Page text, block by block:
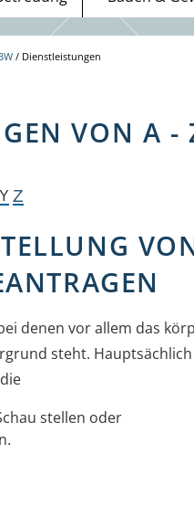
/ Dienstleistungen
VON A -
Y Z
VON
denen vor allem das
steht.
stellen oder